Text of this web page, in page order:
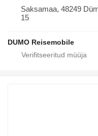
Saksamaa, 48249 Dümo Dülmen (Hiddingsel) Graskamp
15
DUMO Reisemobile